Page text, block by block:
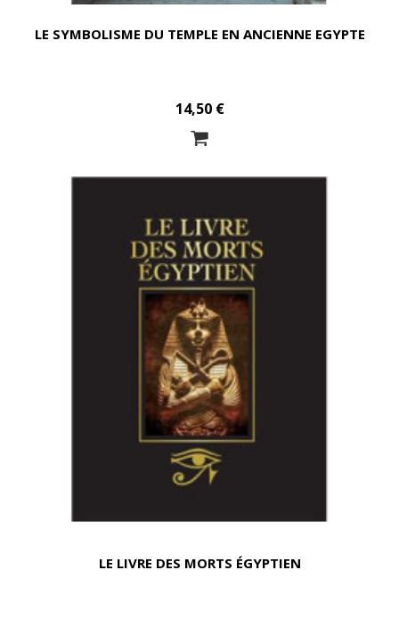
LE SYMBOLISME DU TEMPLE EN ANCIENNE EGYPTE
14,50 €
LE LIVRE DES MORTS ÉGYPTIEN